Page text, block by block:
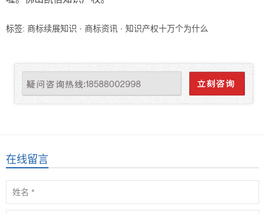
标签: 商标续展知识 · 商标资讯 · 知识产权十万个为什么
在线留言